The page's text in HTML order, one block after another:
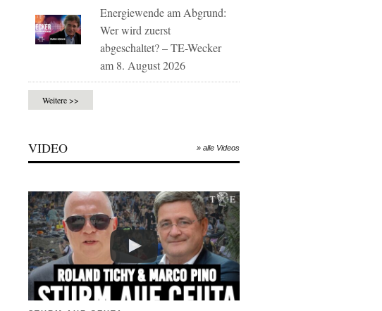
Energiewende am Abgrund:
Wer wird zuerst
abgeschaltet? – TE-Wecker
am 8. August 2026
Weitere >>
VIDEO » alle Videos